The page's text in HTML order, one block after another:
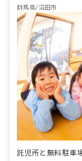
群馬県/沼田市
託児所と無料駐車